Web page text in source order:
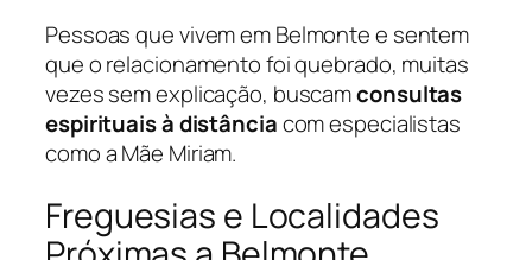
Pessoas que vivem em Belmonte e sentem
que o relacionamento foi quebrado, muitas
vezes sem explicação, buscamconsultas
espirituais à distânciacom especialistas
como a Mãe Miriam.
Freguesias e Localidades